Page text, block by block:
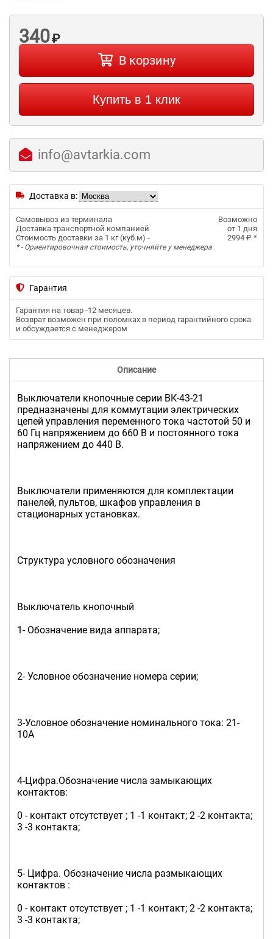
340₽
В корзину
Купить в 1 клик
info@avtarkia.com
Доставка в:
Самовывоз из терминала
Возможно
Доставка транспортной компанией
от 1 дня
Стоимость доставки за 1 кг (куб.м) -
2994 ₽ *
* - Ориентировочная стоимость, уточняйте у менеджера
Гарантия
Гарантия на товар -12 месяцев.
Возврат возможен при поломках в период гарантийного срока
и обсуждается с менеджером
Описание
Выключатели кнопочные серии ВК-43-21
предназначены для коммутации электрических
цепей управления переменного тока частотой 50 и
60 Гц напряжением до 660 В и постоянного тока
напряжением до 440 В.
Выключатели применяются для комплектации
панелей, пультов, шкафов управления в
стационарных установках.
Структура условного обозначения
Выключатель кнопочный
1- Обозначение вида аппарата;
2- Условное обозначение номера серии;
3-Условное обозначение номинального тока: 21-
10А
4-Цифра.Обозначение числа замыкающих
контактов:
0 - контакт отсутствует ; 1 -1 контакт; 2 -2 контакта;
3 -3 контакта;
5- Цифра. Обозначение числа размыкающих
контактов :
0 - контакт отсутствует ; 1 -1 контакт; 2 -2 контакта;
3 -3 контакта;